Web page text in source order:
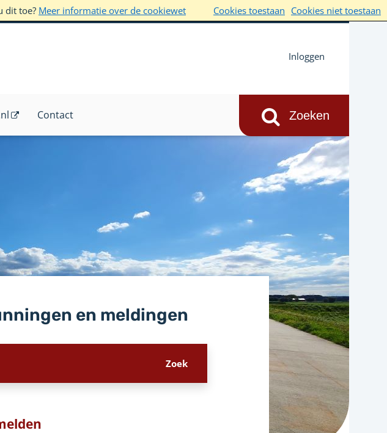
dit toe? Meer informatie over de cookiewet Cookies toestaan Cookies niet toestaan
Inloggen
Contact
en meldingen